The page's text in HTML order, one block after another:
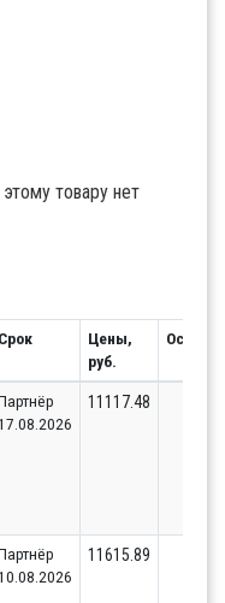
товару нет
Срок
Цены,
руб.
Остаток
11117.48
11615.89